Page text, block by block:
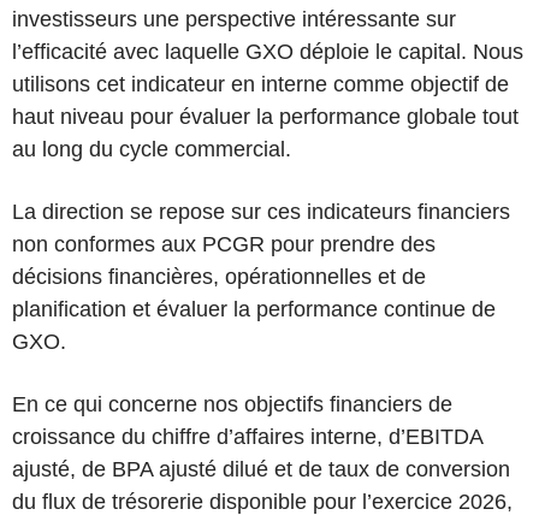
investisseurs une perspective intéressante sur
l’efficacité avec laquelle GXO déploie le capital. Nous
utilisons cet indicateur en interne comme objectif de
haut niveau pour évaluer la performance globale tout
au long du cycle commercial.
La direction se repose sur ces indicateurs financiers
non conformes aux PCGR pour prendre des
décisions financières, opérationnelles et de
planification et évaluer la performance continue de
GXO.
En ce qui concerne nos objectifs financiers de
croissance du chiffre d’affaires interne, d’EBITDA
ajusté, de BPA ajusté dilué et de taux de conversion
du flux de trésorerie disponible pour l’exercice 2026,